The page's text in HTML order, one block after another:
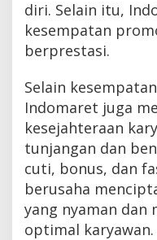
diri. Selain itu,
kesempatan
berprestasi.
Selain
Indomaret juga
kesejahteraan
tunjangan dan
cuti, bonus, dan
berusaha
yang nyaman dan
optimal karyawan.